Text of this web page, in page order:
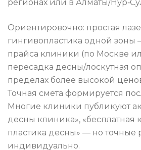
регионах или в Алматы/
Ориентировочно: простая
гингивопластика одной зоны
прайса клиники (по Москве
пересадка десны/лоскутная
пределах более высокой
Точная смета формируется
Многие клиники публикуют
десны клиника», «бесплатная
пластика десны» — но точные
индивидуально.